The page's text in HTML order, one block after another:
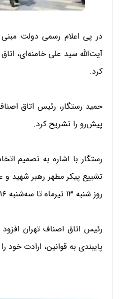
در پی اعلام رسمی دولت
آیت‌الله سید علی خامنه‌ای،
کرد.
حمید رستگار، رئیس اتاق
پیش‌رو را تشریح کرد.
رستگار با اشاره به تصمیم
تشییع پیکر مطهر رهبر شهید و
روز شنبه ۱۳ تیرماه تا سه‌شنبه ۱۶ تیرماه ۱۴۰۵ تعطیل خواهند بود.
رئیس اتاق اصناف تهران
پایبندی به قوانین، ارادت خود